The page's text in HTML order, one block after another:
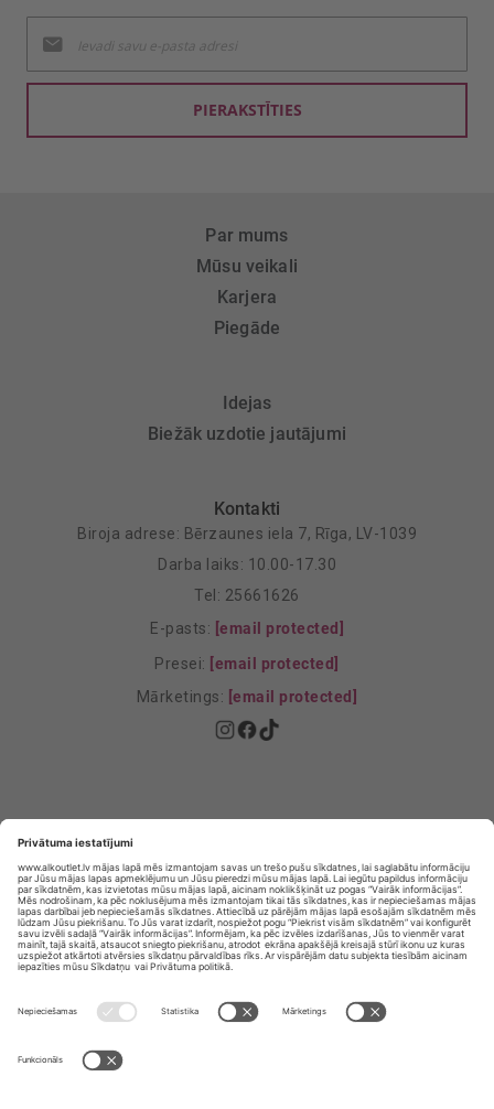
jaunumu
saņemšanai:
PIERAKSTĪTIES
Par mums
Mūsu veikali
Karjera
Piegāde
Idejas
Biežāk uzdotie jautājumi
Kontakti
Biroja adrese: Bērzaunes iela 7, Rīga, LV-1039
Darba laiks: 10.00-17.30
Tel: 25661626
E-pasts: [email protected]
Presei: [email protected]
Mārketings: [email protected]
Privātuma Iestatījumi
E-veikala lietošanas noteikumi